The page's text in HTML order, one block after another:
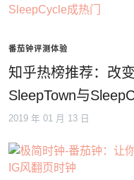
番茄钟评测体验
知乎热榜推荐：改
SleepTown与
2019 年 01 月 13 日